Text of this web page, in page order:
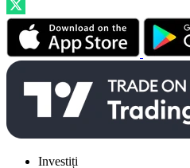
Investiți